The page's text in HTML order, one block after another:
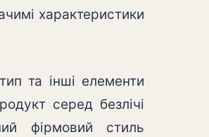
характеристики
та інші елементи
серед безлічі
фірмовий стиль